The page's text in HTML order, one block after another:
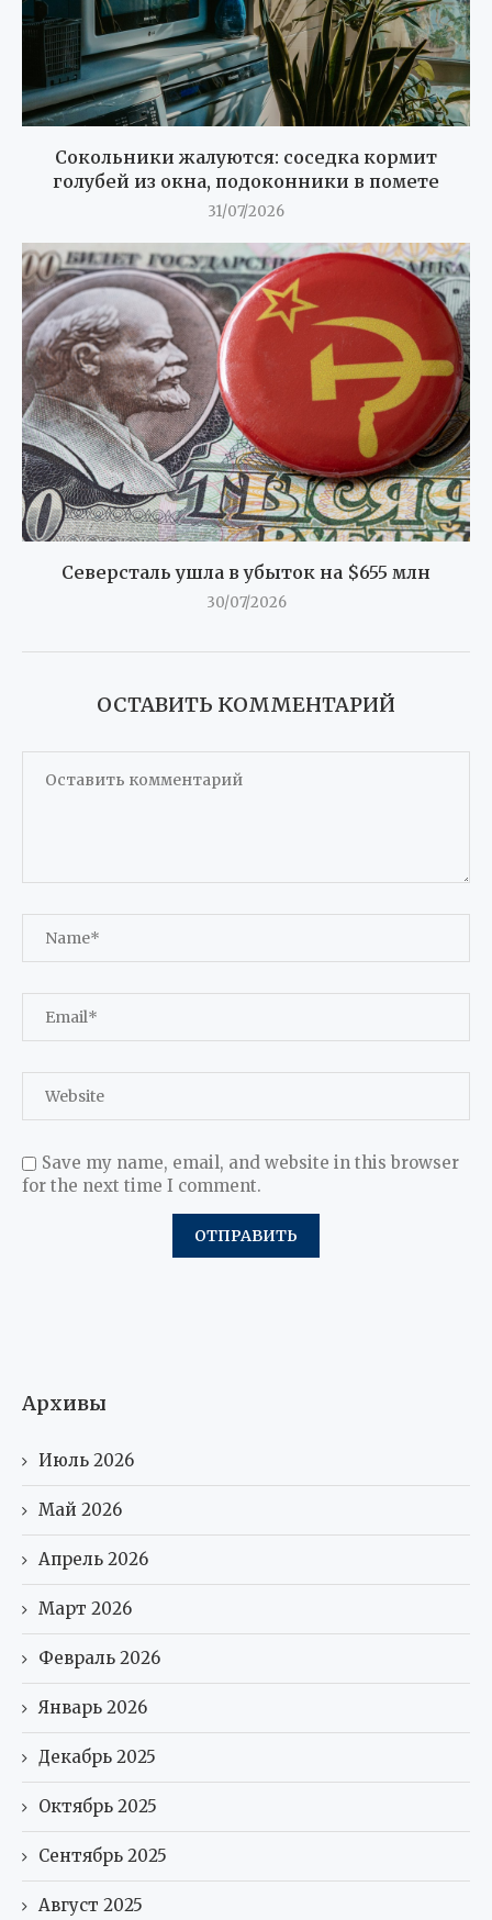
Сокольники жалуются: соседка кормит
голубей из окна, подоконники в помете
31/07/2026
Северсталь ушла в убыток на $655 млн
30/07/2026
ОСТАВИТЬ КОММЕНТАРИЙ
Save my name, email, and website in this browser
for the next time I comment.
Архивы
Июль 2026
Май 2026
Апрель 2026
Март 2026
Февраль 2026
Январь 2026
Декабрь 2025
Октябрь 2025
Сентябрь 2025
Август 2025